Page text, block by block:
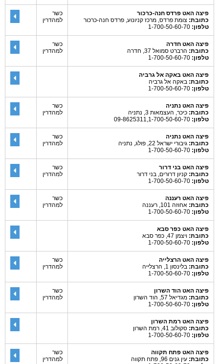
פיצה האט פרדס חנה-כרכור
כתובת: צומת פרדס, מרכז קניונוע, פרדס חנה-כרכור
טלפון:
כשר
למהדרין
פיצה האט חדרה
כתובת: הרברט סמואל 37, חדרה
טלפון:
כשר
למהדרין
פיצה האט באקה אל גרביה
כתובת: באקה אל גרביה
טלפון:
פיצה האט נתניה
כתובת: כיכר, העצמאות 3, נתניה
טלפון:
כשר
למהדרין
פיצה האט נתניה
כתובת: גיבורי ישראל 22, פולג, נתניה
טלפון:
כשר
למהדרין
פיצה האט בני דרור
כתובת: קניון דרורים, בני דרור
טלפון:
כשר
למהדרין
פיצה האט רעננה
כתובת: אחוזה 101, רעננה
טלפון:
כשר
למהדרין
פיצה האט כפר סבא
כתובת: ויצמן 47, כפר סבא
טלפון:
פיצה האט הרצלייה
כתובת: בלינסון 1, הרצלייה
טלפון:
כשר
למהדרין
פיצה האט הוד השרון
כתובת: מגדיאל 57, הוד השרון
טלפון:
כשר
למהדרין
פיצה האט רמת השרון
כתובת: סקולוב 41, רמת השרון
טלפון:
פיצה האט פתח תקווה
כתובת: עין גנים 96, פתח תקווה
כשר
למהדרין